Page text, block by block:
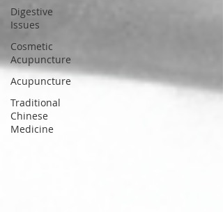
Digestive
Issues
Cosmetic
Acupuncture
Acupuncture
Traditional
Chinese
Medicine